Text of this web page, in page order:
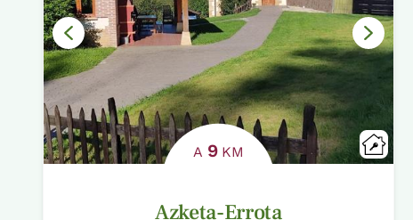
A 9KM
Azketa-Errota